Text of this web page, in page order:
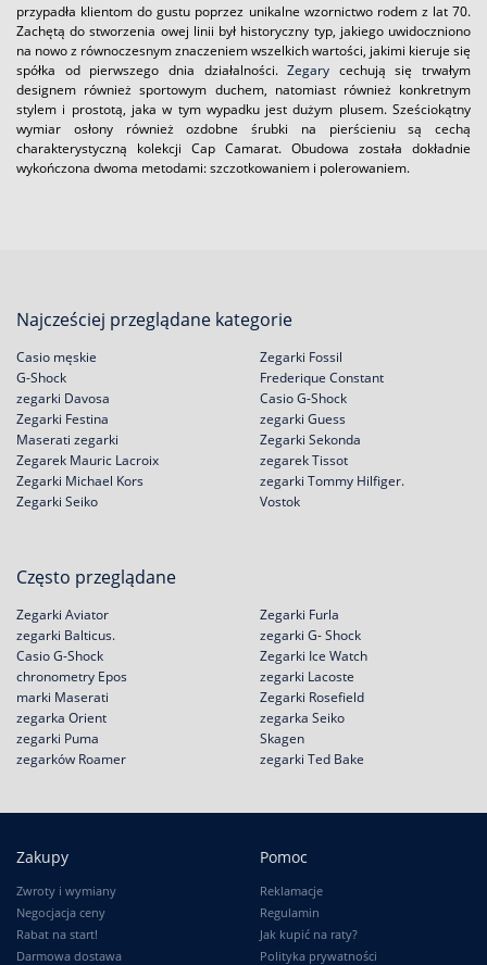
przypadła klientom do gustu poprzez unikalne wzornictwo rodem z lat 70.
Zachętą do stworzenia owej linii był historyczny typ, jakiego uwidoczniono
na nowo z równoczesnym znaczeniem wszelkich wartości, jakimi kieruje się
spółka od pierwszego dnia działalności.Zegary cechują się trwałym
designem również sportowym duchem, natomiast również konkretnym
stylem i prostotą, jaka w tym wypadku jest dużym plusem. Sześciokątny
wymiar osłony również ozdobne śrubki na pierścieniu są cechą
charakterystyczną kolekcji Cap Camarat. Obudowa została dokładnie
wykończona dwoma metodami: szczotkowaniem i polerowaniem.
Najcześciej przeglądane kategorie
Casio męskie
G-Shock
zegarki Davosa
Zegarki Festina
Zegarki Fossil
Frederique Constant
Casio G-Shock
zegarki Guess
Maserati zegarki
Zegarek Mauric Lacroix
Zegarki Michael Kors
Zegarki Seiko
Zegarki Sekonda
zegarek Tissot
zegarki Tommy Hilfiger.
Vostok
Często przeglądane
Zegarki Aviator
zegarki Balticus.
Casio G-Shock
chronometry Epos
Zegarki Furla
zegarki G- Shock
Zegarki Ice Watch
zegarki Lacoste
marki Maserati
zegarka Orient
zegarki Puma
zegarków Roamer
Zegarki Rosefield
zegarka Seiko
Skagen
zegarki Ted Bake
Zakupy
Zwroty i wymiany
Negocjacja ceny
Rabat na start!
Darmowa dostawa
Pomoc
Reklamacje
Regulamin
Jak kupić na raty?
Polityka prywatności